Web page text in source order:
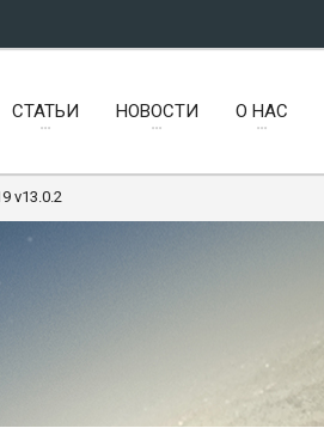
СТАТЬИ НОВОСТИ О НАС
v13.0.2